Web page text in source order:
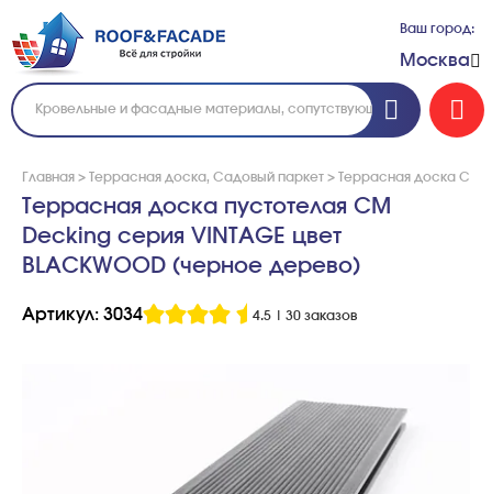
Ваш город:
Москва
Главная > Террасная доска, Садовый паркет > Террасная доска CM
Террасная доска пустотелая CM
Decking серия VINTAGE цвет
BLACKWOOD (черное дерево)
Артикул: 3034 4.5 30 заказов